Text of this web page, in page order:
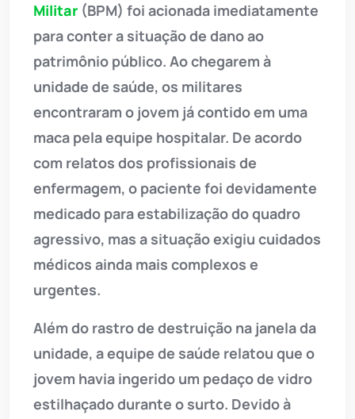
Militar (BPM) foi acionada imediatamente
para conter a situação de dano ao
patrimônio público. Ao chegarem à
unidade de saúde, os militares
encontraram o jovem já contido em uma
maca pela equipe hospitalar. De acordo
com relatos dos profissionais de
enfermagem, o paciente foi devidamente
medicado para estabilização do quadro
agressivo, mas a situação exigiu cuidados
médicos ainda mais complexos e
urgentes.
Além do rastro de destruição na janela da
unidade, a equipe de saúde relatou que o
jovem havia ingerido um pedaço de vidro
estilhaçado durante o surto. Devido à